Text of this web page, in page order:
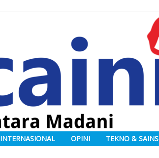
INTERNASIONAL OPINI TEKNO & SAINS